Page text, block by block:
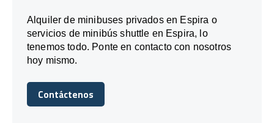
Alquiler de minibuses privados en Espira o
servicios de minibús shuttle en Espira, lo
tenemos todo. Ponte en contacto con nosotros
hoy mismo.
Contáctenos
Contáctenos